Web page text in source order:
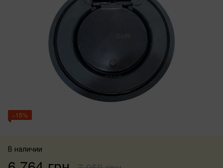
−15%
В наличии